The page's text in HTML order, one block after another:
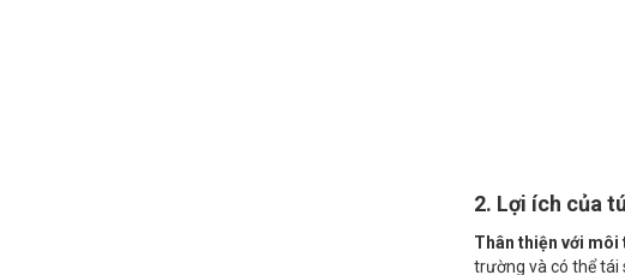
2. Lợi ích của
Thân thiện với môi
trường và có thể tái